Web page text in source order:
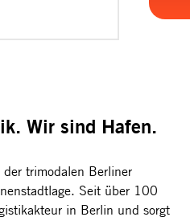
Wir sind Hafen.
trimodalen Berliner
Seit über 100
in Berlin und sorgt